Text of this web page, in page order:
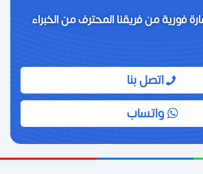
فورية من فريقنا المحترف من الخبراء
اتصل بنا
واتساب